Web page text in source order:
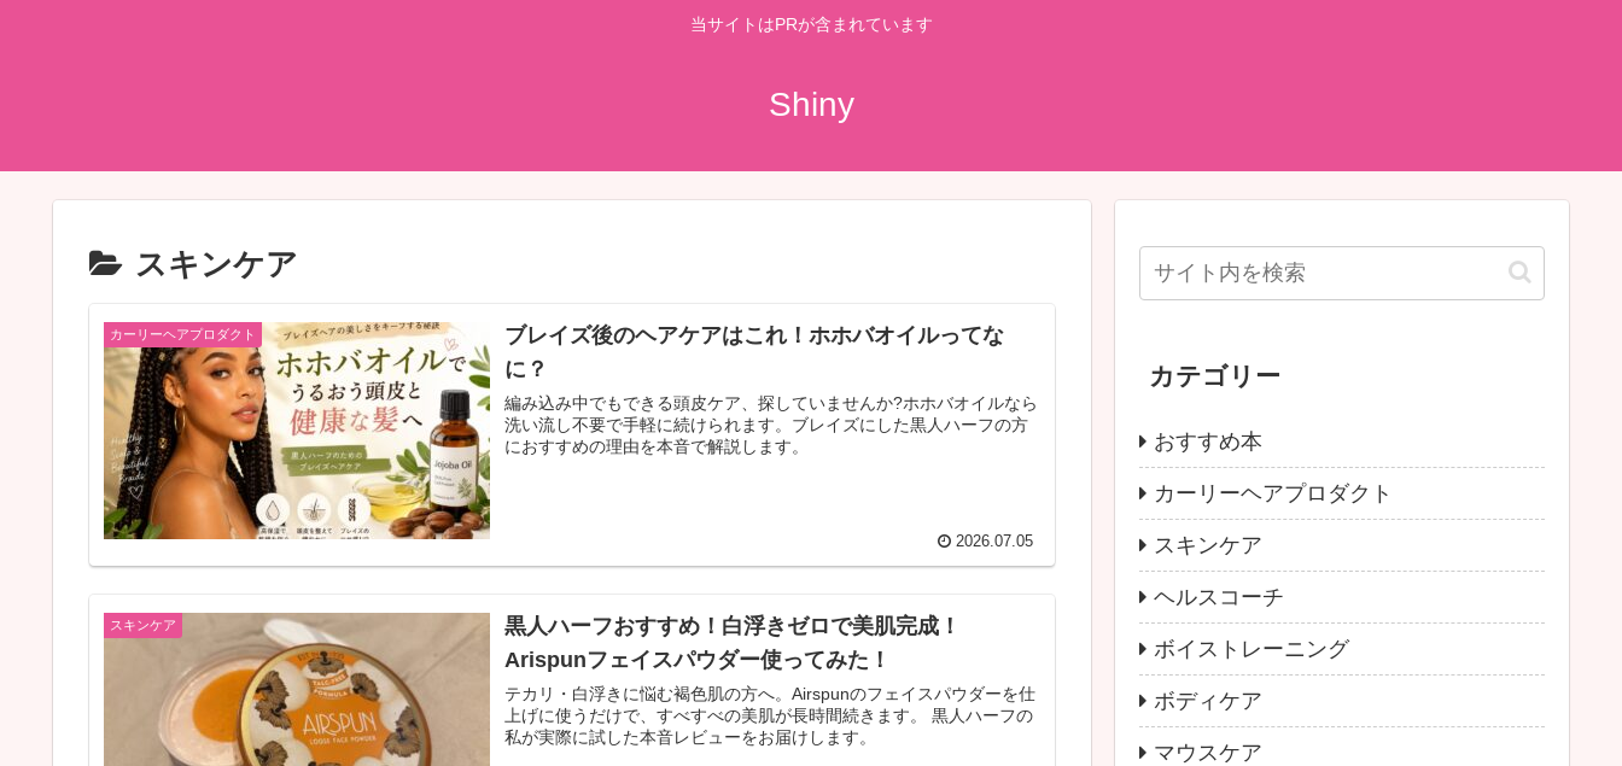
当サイトはPRが含まれています
Shiny
スキンケア
カーリーヘアプロダクト
ブレイズ後のヘアケアはこれ！ホホバオイルってな
に？
編み込み中でもできる頭皮ケア、探していませんか?ホホバオイルなら
洗い流し不要で手軽に続けられます。ブレイズにした黒人ハーフの方
におすすめの理由を本音で解説します。
2026.07.05
スキンケア
黒人ハーフおすすめ！白浮きゼロで美肌完成！
Arispunフェイスパウダー使ってみた！
テカリ・白浮きに悩む褐色肌の方へ。Airspunのフェイスパウダーを仕
上げに使うだけで、すべすべの美肌が長時間続きます。 黒人ハーフの
私が実際に試した本音レビューをお届けします。
カテゴリー
おすすめ本
カーリーヘアプロダクト
スキンケア
ヘルスコーチ
ボイストレーニング
ボディケア
マウスケア